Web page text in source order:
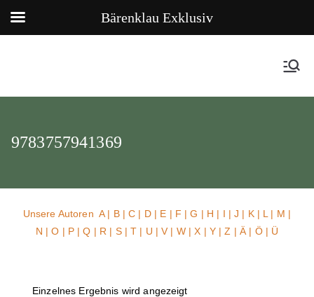
9783757941369
Unsere AutorenA| B|C | D| E | F |G | H | I |J | K| L | M |
N |O | P|Q | R | S|T | U | V | W| X | Y | Z | Ä | Ö | Ü
Einzelnes Ergebnis wird angezeigt
Bärenklau Exklusiv